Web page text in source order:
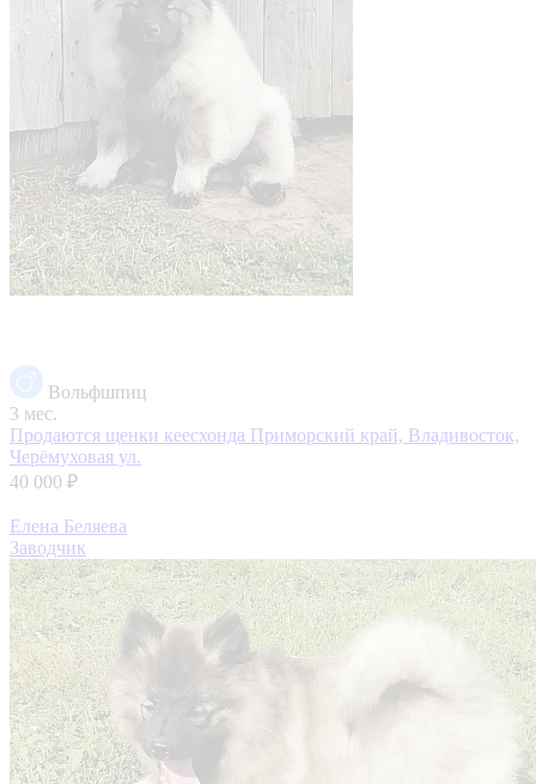
Вольфшпиц
3 мес.
Продаются щенки кеесхонда Приморский край, Владивосток,
Черёмуховая ул.
40 000 ₽
Елена Беляева
Заводчик